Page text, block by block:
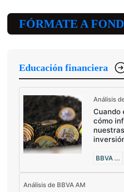
FÓRMATE A
Educación financiera
Análisis
Cuando
cómo
BBVA ...
Análisis de BBVA AM